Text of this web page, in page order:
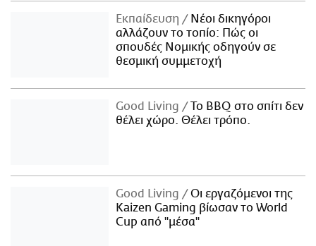
Εκπαίδευση
Νέοι δικηγόροι
αλλάζουν το τοπίο: Πώς οι
σπουδές Νομικής οδηγούν σε
θεσμική συμμετοχή
Good Living
Το BBQ στο σπίτι δεν
θέλει χώρο. Θέλει τρόπο.
Good Living
Οι εργαζόμενοι της
Kaizen Gaming βίωσαν το World
Cup από "μέσα"